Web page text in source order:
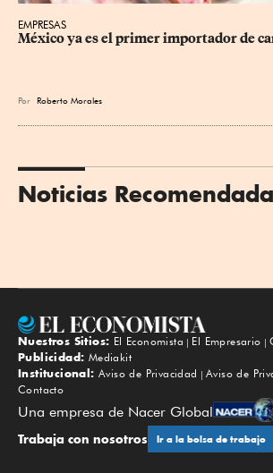
EMPRESAS
México ya es el primer importador de
Por Roberto Morales
Noticias
Nuestros Sitios: El Economista El Empresario
Publicidad: Mediakit
Institucional: Aviso de Privacidad
Aviso de
Contacto
Una empresa de Nacer Global
Trabaja con nosotros Ir a la bolsa de trabajo